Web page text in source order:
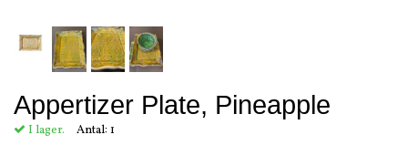
Appertizer Plate, Pineapple
I lager. Antal: 1